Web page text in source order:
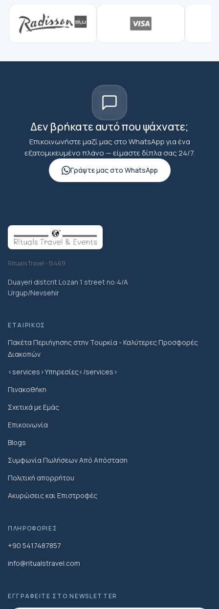
Δεν βρήκατε αυτό που ψάχνατε;
Επικοινωνήστε μαζί μας στο WhatsApp για ένα
εξατομικευμένο πλάνο — είμαστε δίπλα σας 24/7.
Γράψτε μας στο WhatsApp
Rituals Travel - 15469
Duayeri distcrit Lozan 1 street no:4/A
Urgup/Nevsehir
ΕΤΑΙΡΙΚΌΣ
Πακέτα Περιήγησης στην Τουρκία - Καλύτερες Προσφορές
Διακοπών
<services>Υπηρεσίες</services>
Πινακοθήκη
Σχετικά με Εμάς
Επικοινωνία
Blogs
Συμφωνία Πωλήσεων Από Απόσταση
Πολιτική απορρήτου
Ακυρώσεις και Επιστροφές
ΠΛΗΡΟΦΟΡΊΕΣ
+90 5417487857
info@ritualstravel.com
ΕΓΓΡΑΦΕΊΤΕ ΣΤΟ NEWSLETTER